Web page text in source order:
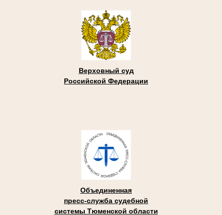
Верховный суд
Российской Федерации
Объединенная
пресс-служба судебной
системы Тюменской области